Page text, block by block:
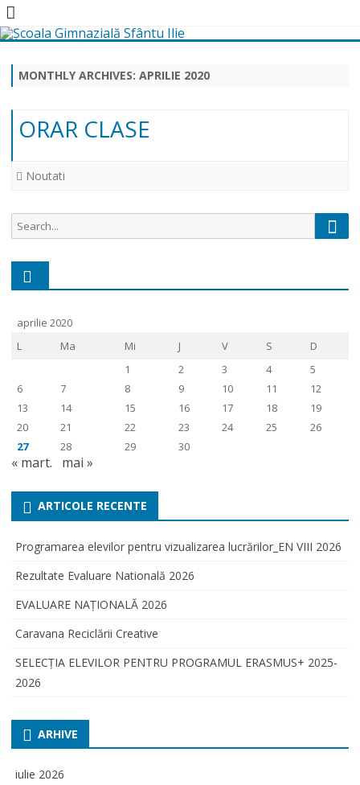
Skip
content
MONTHLY ARCHIVES: APRILIE 2020
ORAR CLASE
Noutati
Search
for:
aprilie 2020
L
Ma Mi J V S
D
1
2 3 4
5
6
7 8 9 10 11
12
13
14 15 16 17 18
19
20
21 22 23 24 25
26
27
28 29 30
« mart. mai »
ARTICOLE RECENTE
Programarea elevilor pentru vizualizarea lucrărilor_EN VIII 2026
Rezultate Evaluare Natională 2026
EVALUARE NAŢIONALĂ 2026
Caravana Reciclării Creative
SELECŢIA ELEVILOR PENTRU PROGRAMUL ERASMUS+ 2025-
2026
ARHIVE
iulie 2026